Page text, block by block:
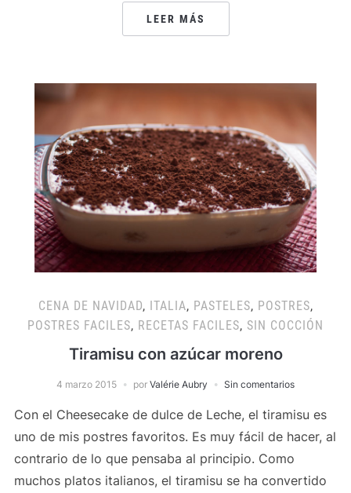
LEER MÁS
CENA DE NAVIDAD, ITALIA, PASTELES, POSTRES,
POSTRES FACILES, RECETAS FACILES, SIN COCCIÓN
Tiramisu con azúcar moreno
4 marzo 2015 por Valérie Aubry Sin comentarios
Con el Cheesecake de dulce de Leche, el tiramisu es
uno de mis postres favoritos. Es muy fácil de hacer, al
contrario de lo que pensaba al principio. Como
muchos platos italianos, el tiramisu se ha convertido